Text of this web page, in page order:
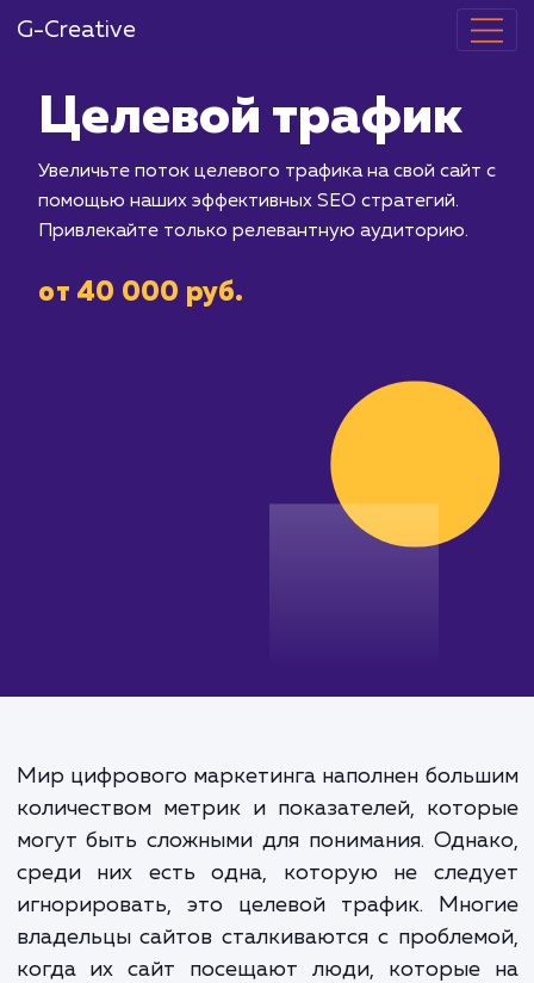
G-Creative
Целевой
Увеличьте поток целевого трафика
помощью наших эффективных SEO
количеством метрик и показателей,
могут быть сложными для понимания.
среди них есть одна, которую не